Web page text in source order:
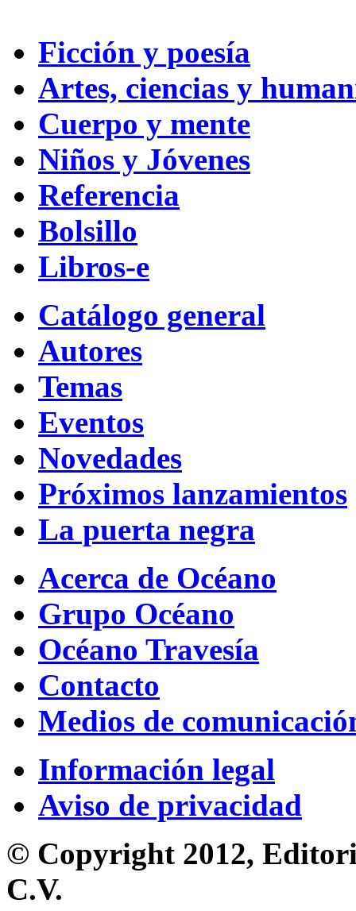
Ficción y poesía
Artes, ciencias y
Cuerpo y mente
Niños y Jóvenes
Referencia
Bolsillo
Libros-e
Catálogo general
Autores
Temas
Eventos
Novedades
Próximos lanzamientos
La puerta negra
Acerca de Océano
Grupo Océano
Océano Travesía
Contacto
Medios de
Información legal
Aviso de privacidad
© Copyright 2012,
C.V.